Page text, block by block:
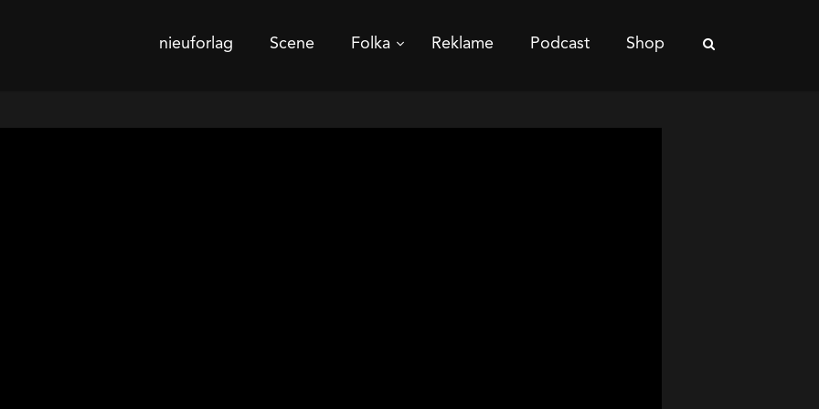
nieuforlag Scene Folka Reklame Podcast Shop